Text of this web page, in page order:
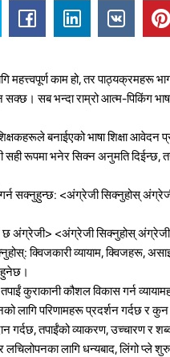
महत्त्वपूर्ण काम हो, तर पाठ्यक्रमहरू
सब भन्दा राम्रो आत्म-पिकिंग
बनाईएको भाषा शिक्षा
रूपमा भनेर सिक्न अनुमति दिईन्छ,
सक्नुहुन्छ: <अंग्रेजी सिक्नुहोस्
अंग्रेजी> <अंग्रेजी सिक्नुहोस्
क्विजकारी व्यायाम, क्विजहरू,
हुनेछ।
कुराकानी कौशल विकास गर्न
लागि परिणामहरू प्रदर्शन गर्दछ
गर्दछ, तपाईंको व्याकरण, उच्चारण र
लचिलोपनका लागि धन्यबाद, लिंगो प्ले